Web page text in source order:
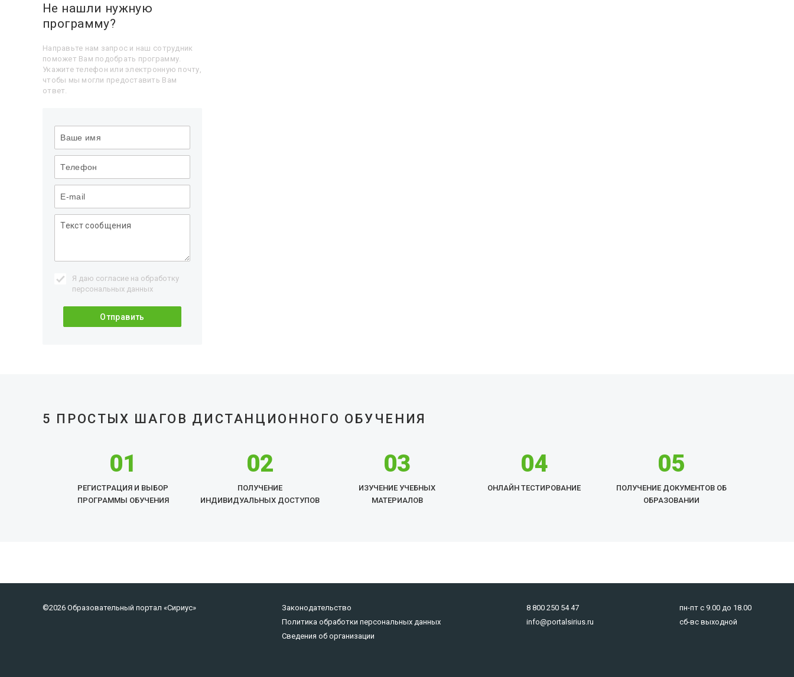
Не нашли нужную
программу?
Направьте нам запрос и наш сотрудник
поможет Вам подобрать программу.
Укажите телефон или электронную почту,
чтобы мы могли предоставить Вам
ответ.
Я даю согласие на обработку
персональных данных
5 ПРОСТЫХ ШАГОВ ДИСТАНЦИОННОГО ОБУЧЕНИЯ
01
РЕГИСТРАЦИЯ И ВЫБОР
ПРОГРАММЫ ОБУЧЕНИЯ
02
ПОЛУЧЕНИЕ
ИНДИВИДУАЛЬНЫХ ДОСТУПОВ
03
ИЗУЧЕНИЕ УЧЕБНЫХ
МАТЕРИАЛОВ
04
ОНЛАЙН ТЕСТИРОВАНИЕ
05
ПОЛУЧЕНИЕ ДОКУМЕНТОВ ОБ
ОБРАЗОВАНИИ
©2026 Образовательный портал «Сириус»
Законодательство
Политика обработки персональных данных
Сведения об организации
8 800 250 54 47
info@portalsirius.ru
пн-пт с 9.00 до 18.00
сб-вс выходной